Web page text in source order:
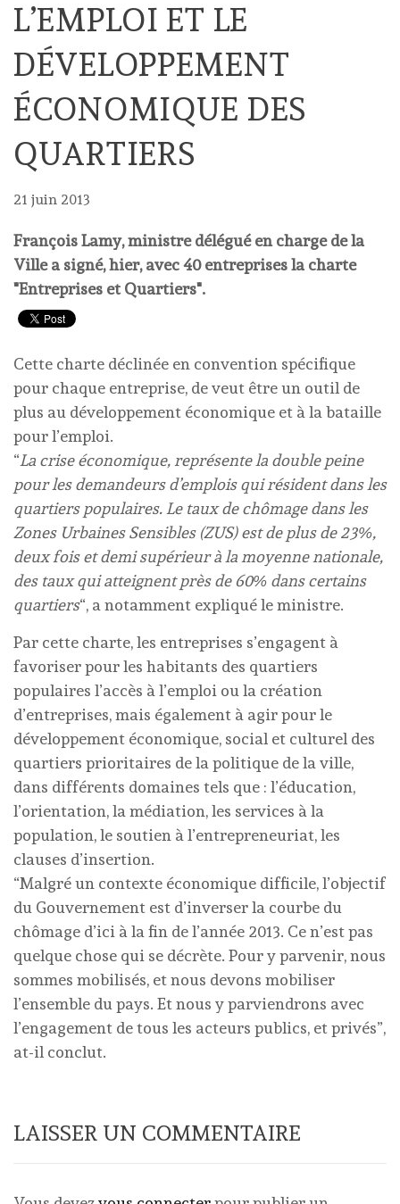
L’EMPLOI ET LE
DÉVELOPPEMENT
ÉCONOMIQUE DES
QUARTIERS
21 juin 2013
François Lamy, ministre délégué en charge de la
Ville a signé, hier, avec 40 entreprises la charte
"Entreprises et Quartiers".
Cette charte déclinée en convention spécifique
pour chaque entreprise, de veut être un outil de
plus au développement économique et à la bataille
pour l’emploi.
“La crise économique, représente la double peine
pour les demandeurs d’emplois qui résident dans les
quartiers populaires. Le taux de chômage dans les
Zones Urbaines Sensibles (ZUS) est de plus de 23%,
deux fois et demi supérieur à la moyenne nationale,
des taux qui atteignent près de 60% dans certains
quartiers“, a notamment expliqué le ministre.
Par cette charte, les entreprises s’engagent à
favoriser pour les habitants des quartiers
populaires l’accès à l’emploi ou la création
d’entreprises, mais également à agir pour le
développement économique, social et culturel des
quartiers prioritaires de la politique de la ville,
dans différents domaines tels que : l’éducation,
l’orientation, la médiation, les services à la
population, le soutien à l’entrepreneuriat, les
clauses d’insertion.
“Malgré un contexte économique difficile, l’objectif
du Gouvernement est d’inverser la courbe du
chômage d’ici à la fin de l’année 2013. Ce n’est pas
quelque chose qui se décrète. Pour y parvenir, nous
sommes mobilisés, et nous devons mobiliser
l’ensemble du pays. Et nous y parviendrons avec
l’engagement de tous les acteurs publics, et privés”,
at-il conclut.
LAISSER UN COMMENTAIRE